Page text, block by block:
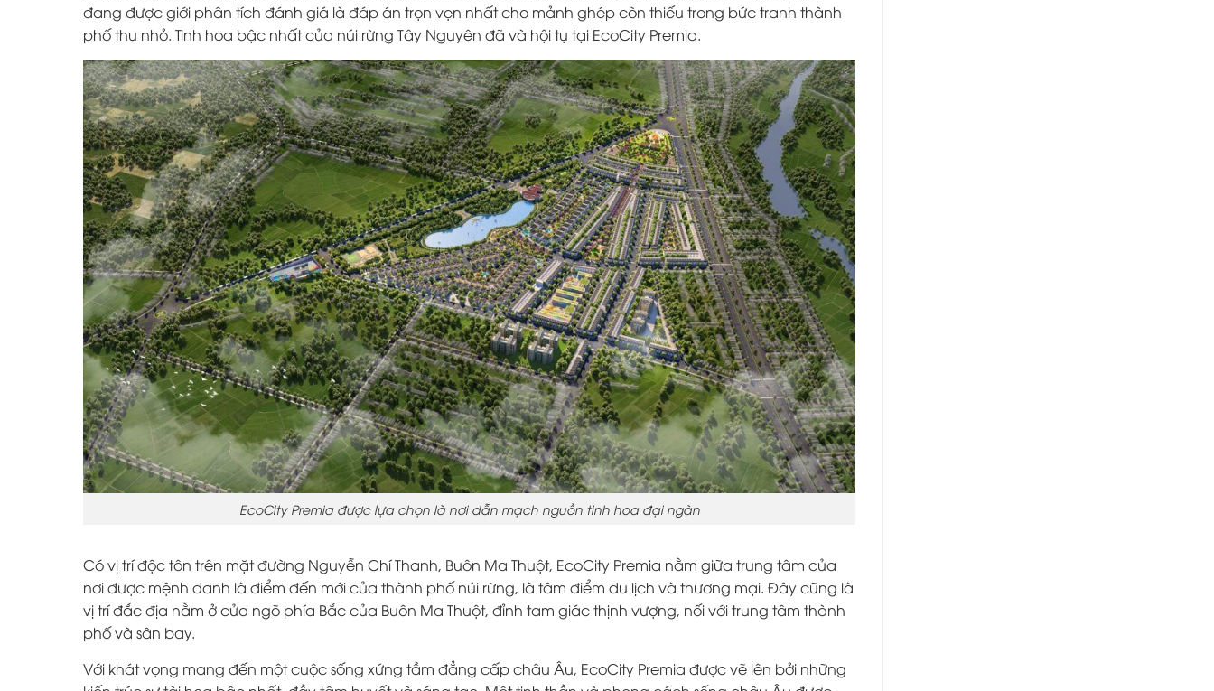
đang được giới phân tích đánh giá là đáp án trọn vẹn nhất cho mảnh ghép còn thiếu trong bức tranh thành
phố thu nhỏ. Tinh hoa bậc nhất của núi rừng Tây Nguyên đã và hội tụ tại EcoCity Premia.
EcoCity Premia được lựa chọn là nơi dẫn mạch nguồn tinh hoa đại ngàn
Có vị trí độc tôn trên mặt đường Nguyễn Chí Thanh, Buôn Ma Thuột, EcoCity Premia nằm giữa trung tâm của
nơi được mệnh danh là điểm đến mới của thành phố núi rừng, là tâm điểm du lịch và thương mại. Đây cũng là
vị trí đắc địa nằm ở cửa ngõ phía Bắc của Buôn Ma Thuột, đỉnh tam giác thịnh vượng, nối với trung tâm thành
phố và sân bay.
Với khát vọng mang đến một cuộc sống xứng tầm đẳng cấp châu Âu, EcoCity Premia được vẽ lên bởi những